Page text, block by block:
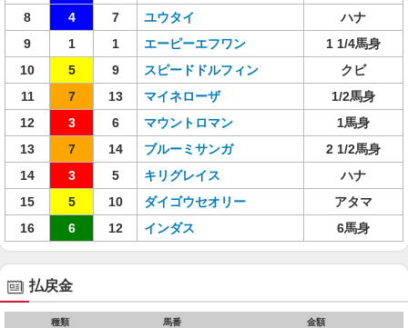
8
4 7 ユウタイ
ハナ
9
1 1 エーピーエフワン
1 1/4馬身
10
5 9 スピードドルフィン
クビ
11
7 13 マイネローザ
1/2馬身
12
3 6 マウントロマン
1馬身
13
7 14 ブルーミサンガ
2 1/2馬身
14
3 5 キリグレイス
ハナ
15
5 10 ダイゴウセオリー
アタマ
16
6 12 インダス 6馬身
払戻金
種類 馬番 金額